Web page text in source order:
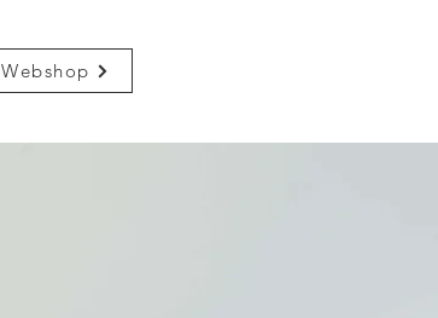
Webshop